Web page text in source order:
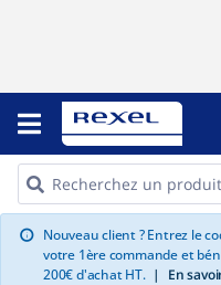
info Nouveau client ? Entrez le
votre 1ère commande et
200€ d'achat HT. | En